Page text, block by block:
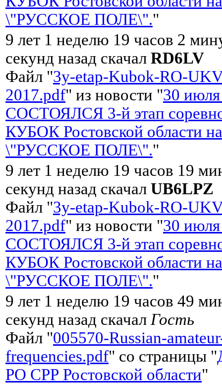
\"РУССКОЕ ПОЛЕ\"."
9 лет 1 неделю 19 часов 2
секунд назад скачал RD6LV
Файл "3y-etap-Kubok-RO-
2017.pdf" из новости "30 июля
СОСТОЯЛСЯ 3-й этап
КУБОК Ростовской области
\"РУССКОЕ ПОЛЕ\"."
9 лет 1 неделю 19 часов 19
секунд назад скачал UB6LPZ
Файл "3y-etap-Kubok-RO-
2017.pdf" из новости "30 июля
СОСТОЯЛСЯ 3-й этап
КУБОК Ростовской области
\"РУССКОЕ ПОЛЕ\"."
9 лет 1 неделю 19 часов 49
секунд назад скачал Гость
Файл "005570-Russian-
frequencies.pdf" со страницы "
РО СРР Ростовской области"